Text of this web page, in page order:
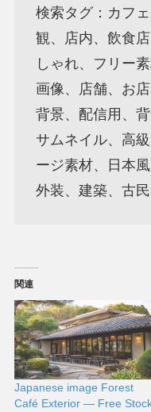
検索タグ：カフ
観、店内、飲食
しゃれ、フリー
画像、店舗、お
背景、配信用、
サムネイル、高
ージ素材、日本
外装、建築、古
関連
Japanese image Forest
Café Exterior — Free